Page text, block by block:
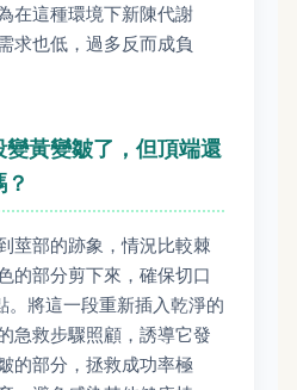
在這種環境下新陳代謝
求也低，過多反而成負
黃變皺了，但頂端還
莖部的跡象，情況比較棘
的部分剪下來，確保切口
將這一段重新插入乾淨的
急救步驟照顧，誘導它發
的部分，拯救成功率極